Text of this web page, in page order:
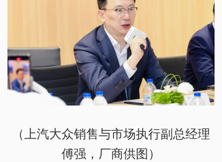
（上汽大众销售与市场执行副总经理
傅强，厂商供图）